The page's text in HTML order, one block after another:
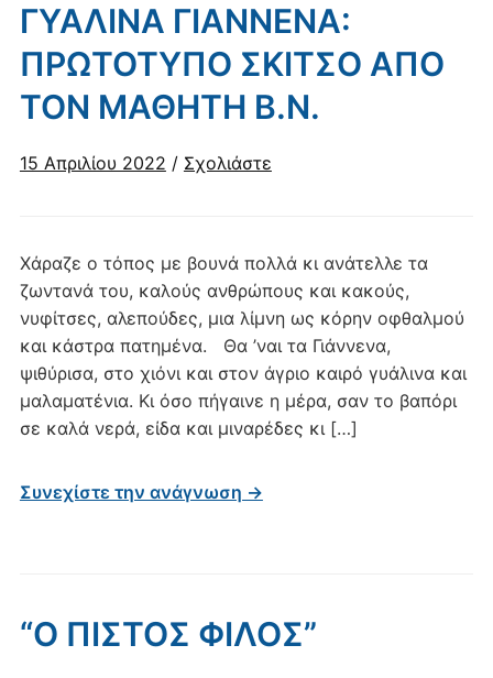
ΓΥΑΛΙΝΑ ΓΙΑΝΝΕΝΑ:
ΠΡΩΤΟΤΥΠΟ ΣΚΙΤΣΟ ΑΠΟ
ΤΟΝ ΜΑΘΗΤΗ Β.Ν.
15 Απριλίου 2022 / Σχολιάστε
Χάραζε ο τόπος με βουνά πολλά κι ανάτελλε τα
ζωντανά του, καλούς ανθρώπους και κακούς,
νυφίτσες, αλεπούδες, μια λίμνη ως κόρην οφθαλμού
και κάστρα πατημένα. Θα ’ναι τα Γιάννενα,
ψιθύρισα, στο χιόνι και στον άγριο καιρό γυάλινα και
μαλαματένια. Κι όσο πήγαινε η μέρα, σαν το βαπόρι
σε καλά νερά, είδα και μιναρέδες κι […]
Συνεχίστε την ανάγνωση →
“Ο ΠΙΣΤΟΣ ΦΙΛΟΣ”